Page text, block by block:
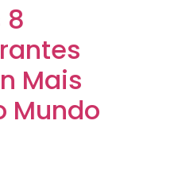
8
Mais
Mundo